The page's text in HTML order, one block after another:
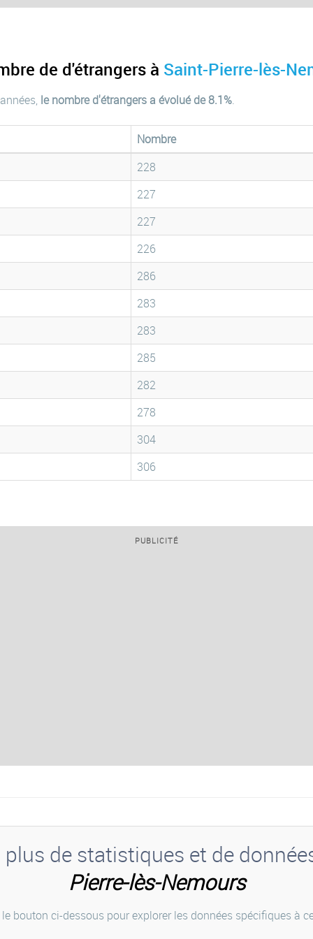
de d'étrangers à Saint-Pierre-lès-
le nombre d'étrangers a évolué de 8.1%.
Nombre
228
227
227
226
286
283
283
285
282
278
304
306
PUBLICITÉ
de statistiques et de
Pierre-lès-Nemours
bouton ci-dessous pour explorer les données spécifiques à